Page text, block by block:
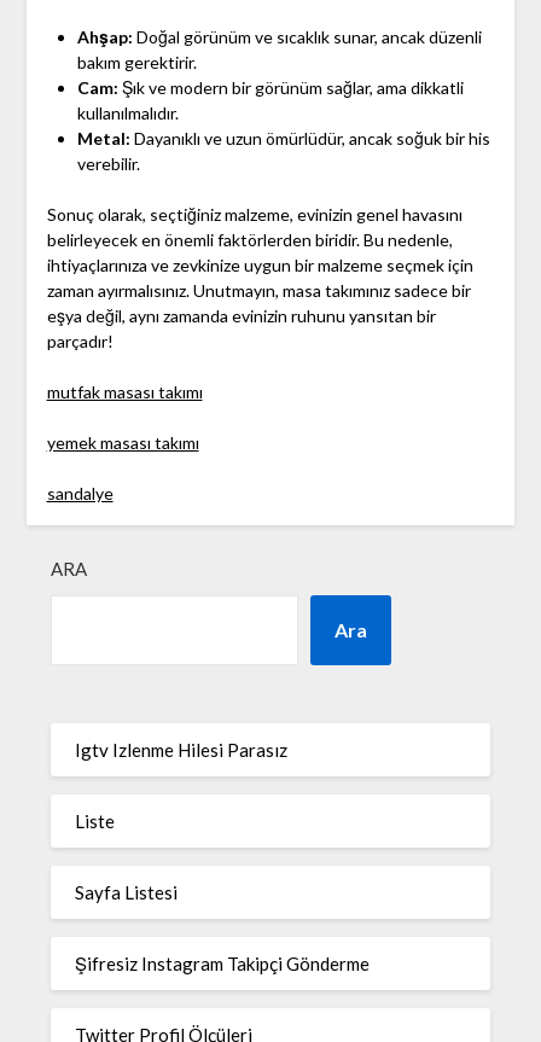
Ahşap: Doğal görünüm ve sıcaklık sunar, ancak düzenli
bakım gerektirir.
Cam: Şık ve modern bir görünüm sağlar, ama dikkatli
kullanılmalıdır.
Metal: Dayanıklı ve uzun ömürlüdür, ancak soğuk bir his
verebilir.
Sonuç olarak, seçtiğiniz malzeme, evinizin genel havasını
belirleyecek en önemli faktörlerden biridir. Bu nedenle,
ihtiyaçlarınıza ve zevkinize uygun bir malzeme seçmek için
zaman ayırmalısınız. Unutmayın, masa takımınız sadece bir
eşya değil, aynı zamanda evinizin ruhunu yansıtan bir
parçadır!
mutfak masası takımı
yemek masası takımı
sandalye
ARA
Ara
Igtv Izlenme Hilesi Parasız
Liste
Sayfa Listesi
Şifresiz Instagram Takipçi Gönderme
Twitter Profil Ölçüleri